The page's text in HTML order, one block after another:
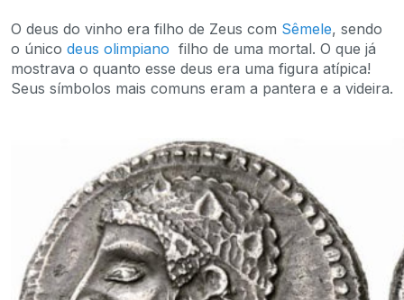
O deus do vinho era filho de Zeus com Sêmele, sendo
o único deus olimpiano filho de uma mortal. O que já
mostrava o quanto esse deus era uma figura atípica!
Seus símbolos mais comuns eram a pantera e a videira.